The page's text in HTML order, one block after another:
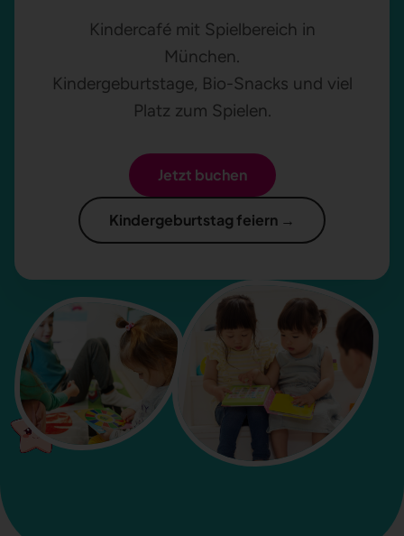
Kindercafé mit Spielbereich in
München.
Kindergeburtstage, Bio-Snacks und viel
Platz zum Spielen.
Jetzt buchen
Kindergeburtstag feiern →